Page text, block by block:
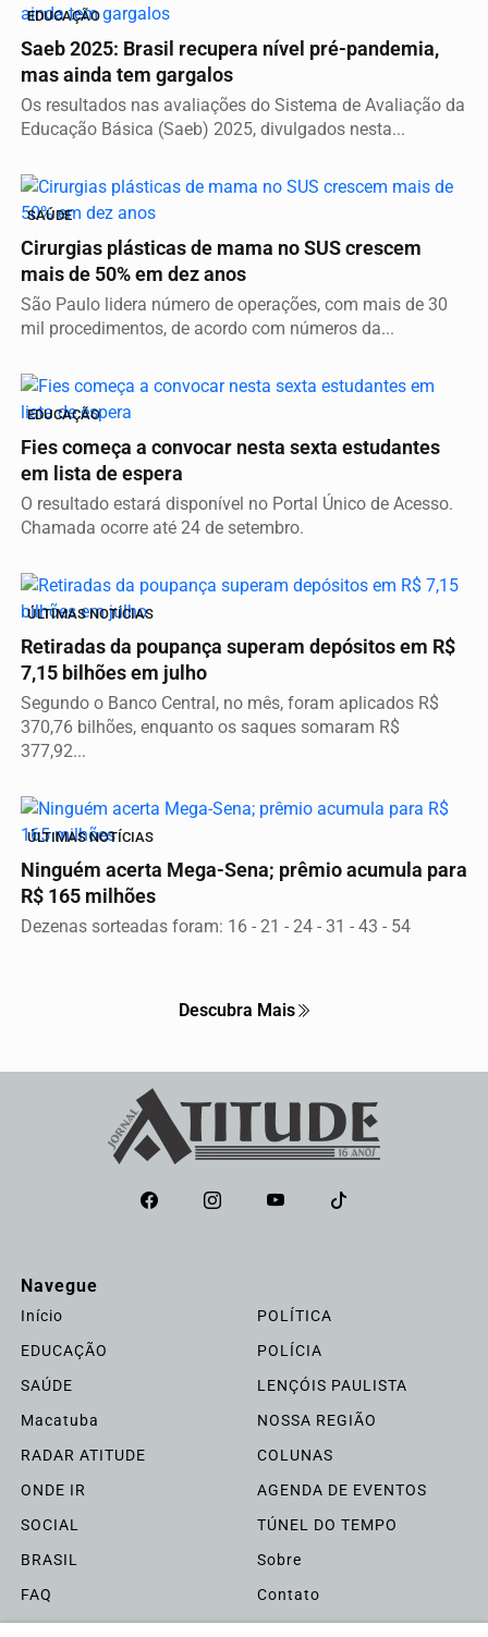
EDUCAÇÃO
Saeb 2025: Brasil recupera nível pré-pandemia,
mas ainda tem gargalos
Os resultados nas avaliações do Sistema de Avaliação da
Educação Básica (Saeb) 2025, divulgados nesta...
SAÚDE
Cirurgias plásticas de mama no SUS crescem
mais de 50% em dez anos
São Paulo lidera número de operações, com mais de 30
mil procedimentos, de acordo com números da...
EDUCAÇÃO
Fies começa a convocar nesta sexta estudantes
em lista de espera
O resultado estará disponível no Portal Único de Acesso.
Chamada ocorre até 24 de setembro.
ÚLTIMAS NOTÍCIAS
Retiradas da poupança superam depósitos em R$
7,15 bilhões em julho
Segundo o Banco Central, no mês, foram aplicados R$
370,76 bilhões, enquanto os saques somaram R$
377,92...
ÚLTIMAS NOTÍCIAS
Ninguém acerta Mega-Sena; prêmio acumula para
R$ 165 milhões
Dezenas sorteadas foram: 16 - 21 - 24 - 31 - 43 - 54
Descubra Mais
Navegue
Início
POLÍTICA
EDUCAÇÃO
POLÍCIA
SAÚDE
LENÇÓIS PAULISTA
Macatuba
NOSSA REGIÃO
RADAR ATITUDE
COLUNAS
ONDE IR
AGENDA DE EVENTOS
SOCIAL
TÚNEL DO TEMPO
BRASIL
Sobre
FAQ
Contato